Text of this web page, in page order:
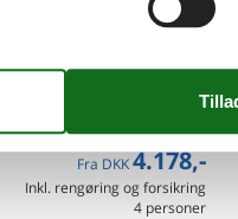
7 overnatninger
Fra DKK4.178,-
Inkl. rengøring og forsikring
4 personer